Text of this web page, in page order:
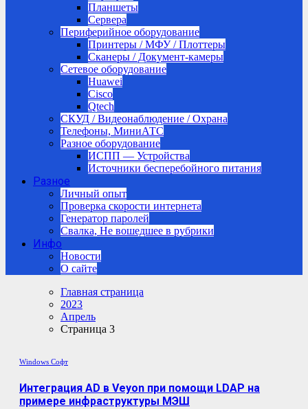
Планшеты
Сервера
Периферийное оборудование
Принтеры / МФУ / Плоттеры
Сканеры / Документ-камеры
Сетевое оборудование
Huawei
Cisco
Qtech
СКУД / Видеонаблюдение / Охрана
Телефоны, МиниАТС
Разное оборудование
ИСПП — Устройства
Источники бесперебойного питания
Разное
Личный опыт
Проверка скорости интернета
Генератор паролей
Свалка, Не вошедшее в рубрики
Инфо
Новости
О сайте
Главная страница
2023
Апрель
Страница 3
Windows Софт
Интеграция AD в Veyon при помощи LDAP на
примере инфраструктуры МЭШ